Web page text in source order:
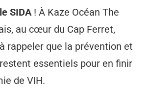
SIDA! À Kaze Océan The
au cœur du Cap Ferret,
rappeler que la prévention et
essentiels pour en finir
de VIH.